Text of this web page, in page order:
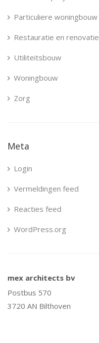
Particuliere woningbouw
Restauratie en renovatie
Utiliteitsbouw
Woningbouw
Zorg
Meta
Login
Vermeldingen feed
Reacties feed
WordPress.org
mex architects bv
Postbus 570
3720 AN Bilthoven